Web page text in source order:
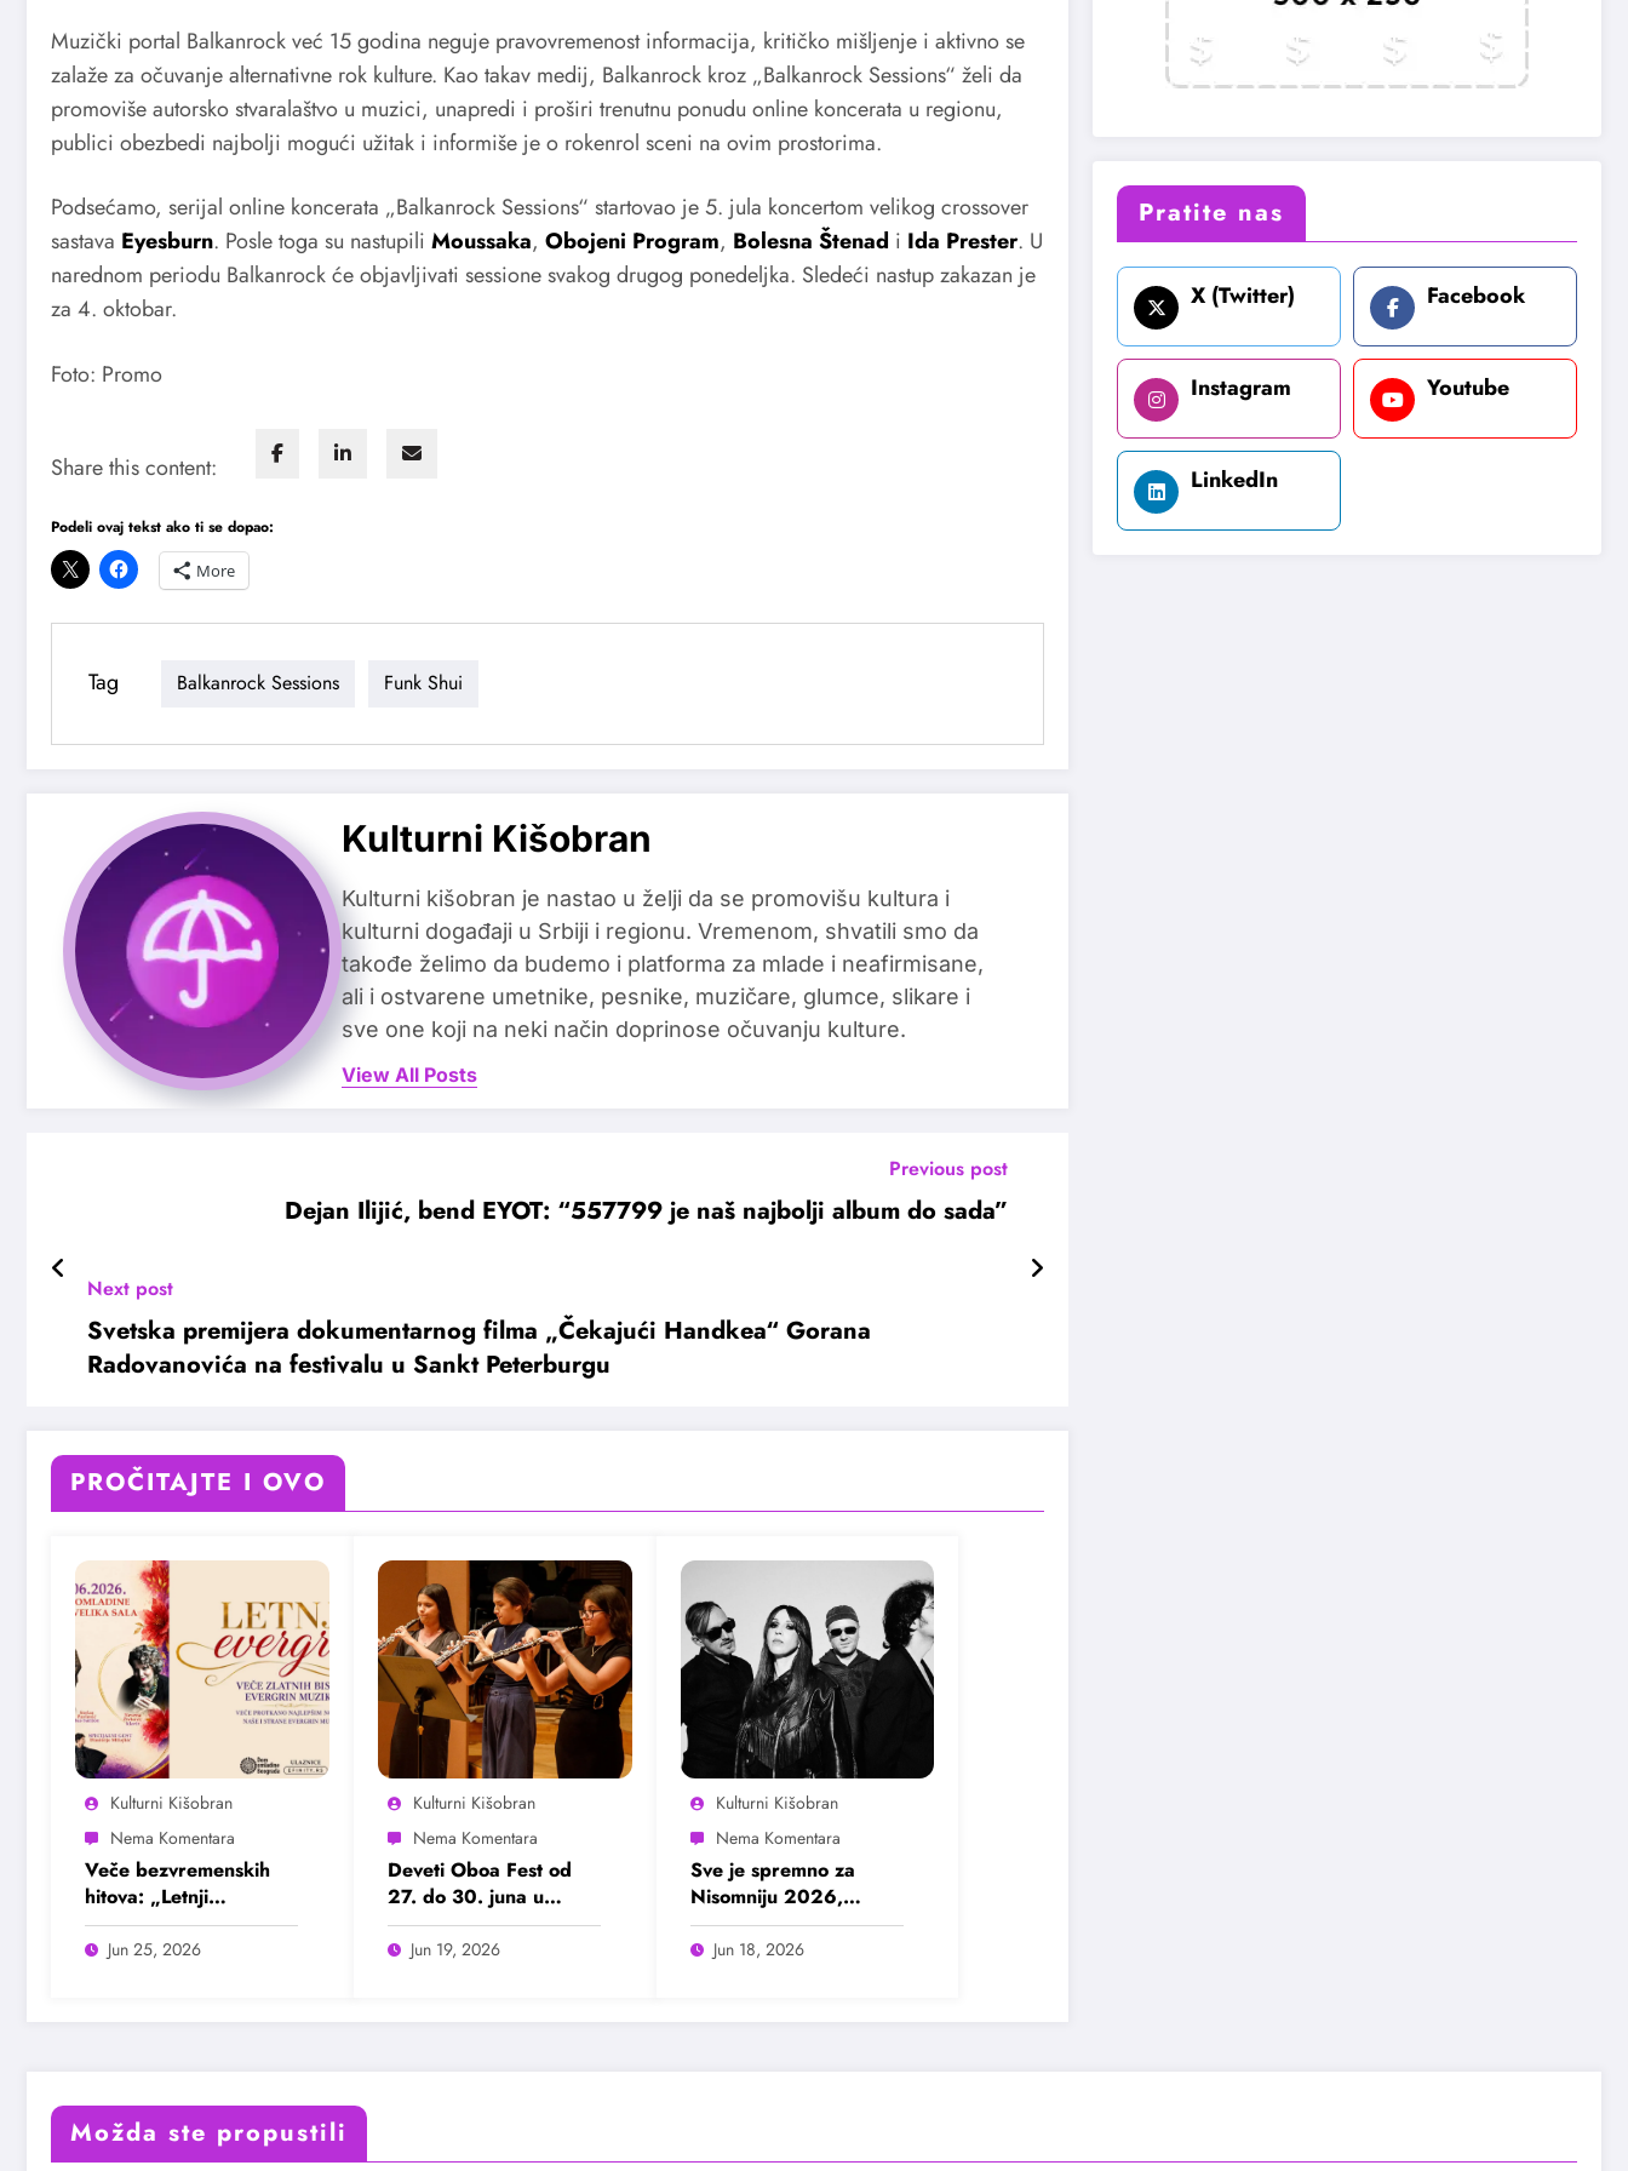
Muzički portal Balkanrock već 15 godina neguje pravovremenost informacija, kritičko mišljenje i aktivno se
zalaže za očuvanje alternativne rok kulture. Kao takav medij, Balkanrock kroz „Balkanrock Sessions“ želi da
promoviše autorsko stvaralaštvo u muzici, unapredi i proširi trenutnu ponudu online koncerata u regionu,
publici obezbedi najbolji mogući užitak i informiše je o rokenrol sceni na ovim prostorima.
Podsećamo, serijal online koncerata „Balkanrock Sessions“ startovao je 5. jula koncertom velikog crossover
sastava Eyesburn. Posle toga su nastupili Moussaka, Obojeni Program, Bolesna Štenad i Ida Prester. U
narednom periodu Balkanrock će objavljivati sessione svakog drugog ponedeljka. Sledeći nastup zakazan je
za 4. oktobar.
Foto: Promo
Share this content:
Podeli ovaj tekst ako ti se dopao:
More
Tag Balkanrock Sessions Funk Shui
Kulturni Kišobran
Kulturni kišobran je nastao u želji da se promovišu kultura i
kulturni događaji u Srbiji i regionu. Vremenom, shvatili smo da
takođe želimo da budemo i platforma za mlade i neafirmisane,
ali i ostvarene umetnike, pesnike, muzičare, glumce, slikare i
sve one koji na neki način doprinose očuvanju kulture.
View All Posts
Previous post
Dejan Ilijić, bend EYOT: “557799 je naš najbolji album do sada”
Next post
Svetska premijera dokumentarnog filma „Čekajući Handkea“ Gorana
Radovanovića na festivalu u Sankt Peterburgu
PROČITAJTE I OVO
Kulturni Kišobran
Veče bezvremenskih
hitova: „Letnji
evergrin“ u Domu
omladine Beograda
Jun 25, 2026
Kulturni Kišobran
Deveti Oboa Fest od
27. do 30. juna u
Beogradu
Jun 19, 2026
Kulturni Kišobran
Sve je spremno za
Nisomniju 2026,
pogledajte program
Jun 18, 2026
Pratite nas
X (Twitter) Facebook
Instagram Youtube
LinkedIn
Možda ste propustili